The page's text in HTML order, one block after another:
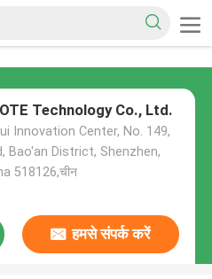
Technology Co., Ltd.
Innovation Center, No. 149,
Bao'an District, Shenzhen,
518126,चीन
हमसे संपर्क करें